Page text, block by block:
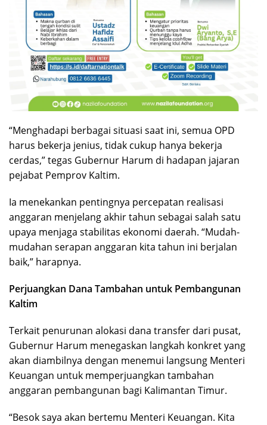
“Menghadapi berbagai situasi saat ini, semua OPD
harus bekerja jenius, tidak cukup hanya bekerja
cerdas,” tegas Gubernur Harum di hadapan jajaran
pejabat Pemprov Kaltim.
Ia menekankan pentingnya percepatan realisasi
anggaran menjelang akhir tahun sebagai salah satu
upaya menjaga stabilitas ekonomi daerah. “Mudah-
mudahan serapan anggaran kita tahun ini berjalan
baik,” harapnya.
Perjuangkan Dana Tambahan untuk Pembangunan
Kaltim
Terkait penurunan alokasi dana transfer dari pusat,
Gubernur Harum menegaskan langkah konkret yang
akan diambilnya dengan menemui langsung Menteri
Keuangan untuk memperjuangkan tambahan
anggaran pembangunan bagi Kalimantan Timur.
“Besok saya akan bertemu Menteri Keuangan. Kita